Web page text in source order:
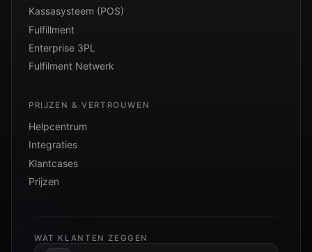
Kassasysteem (POS)
Fulfillment
Enterprise 3PL
Fulfilment Netwerk
PRIJZEN & VERTROUWEN
Helpcentrum
Integraties
Klantcases
Prijzen
WAT KLANTEN ZEGGEN